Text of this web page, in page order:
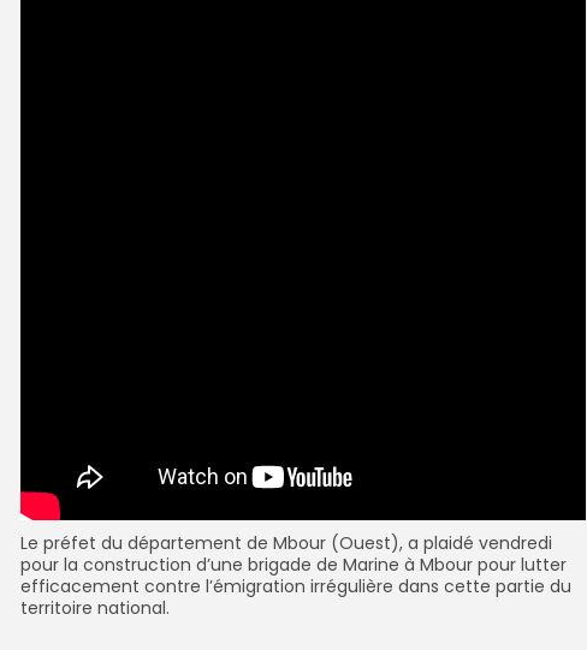
Le préfet du département de Mbour (Ouest), a plaidé vendredi
pour la construction d’une brigade de Marine à Mbour pour lutter
efficacement contre l’émigration irrégulière dans cette partie du
territoire national.